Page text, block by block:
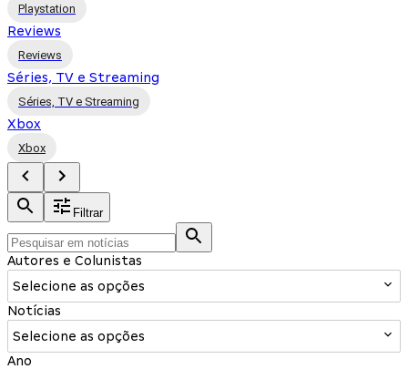
Playstation
Reviews
Reviews
Séries, TV e Streaming
Séries, TV e Streaming
Xbox
Xbox
Filtrar
Autores e Colunistas
Selecione as opções
Notícias
Selecione as opções
Ano